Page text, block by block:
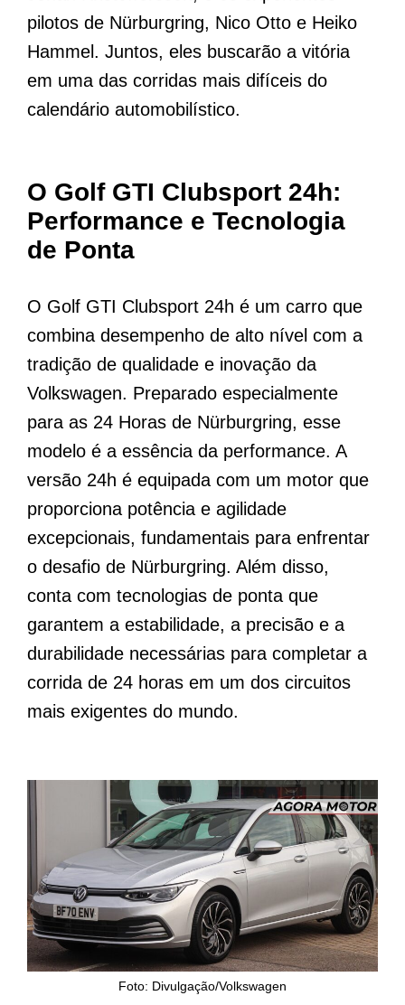
pilotos de Nürburgring, Nico Otto e Heiko
Hammel. Juntos, eles buscarão a vitória
em uma das corridas mais difíceis do
calendário automobilístico.
O Golf GTI Clubsport 24h:
Performance e Tecnologia
de Ponta
O Golf GTI Clubsport 24h é um carro que
combina desempenho de alto nível com a
tradição de qualidade e inovação da
Volkswagen. Preparado especialmente
para as 24 Horas de Nürburgring, esse
modelo é a essência da performance. A
versão 24h é equipada com um motor que
proporciona potência e agilidade
excepcionais, fundamentais para enfrentar
o desafio de Nürburgring. Além disso,
conta com tecnologias de ponta que
garantem a estabilidade, a precisão e a
durabilidade necessárias para completar a
corrida de 24 horas em um dos circuitos
mais exigentes do mundo.
Foto: Divulgação/Volkswagen